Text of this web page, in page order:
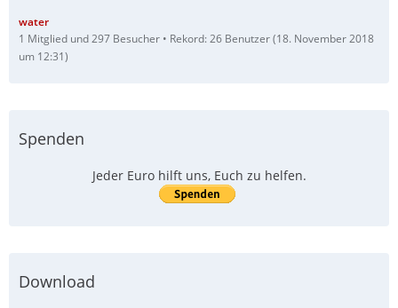
water
1 Mitglied und 297 Besucher
Rekord: 26 Benutzer (18. November 2018
um 12:31)
Spenden
Jeder Euro hilft uns, Euch zu helfen.
Download